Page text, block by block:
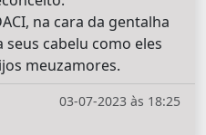
na cara da gentalha
cabelu como eles
meuzamores.
03-07-2023 às 18:25